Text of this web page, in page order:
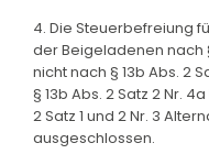
4. Die Steuerbefreiung
der Beigeladenen nach
nicht nach § 13b Abs. 2
§ 13b Abs. 2 Satz 2 Nr.
2 Satz 1 und 2 Nr. 3
ausgeschlossen.